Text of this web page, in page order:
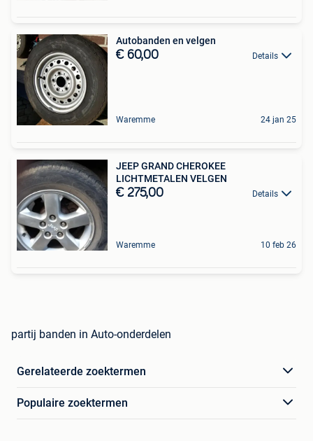
Autobanden en velgen
€ 60,00 Details
Waremme 24 jan 25
JEEP GRAND CHEROKEE
LICHTMETALEN VELGEN
€ 275,00 Details
Waremme 10 feb 26
partij banden in Auto-onderdelen
Gerelateerde zoektermen
Populaire zoektermen